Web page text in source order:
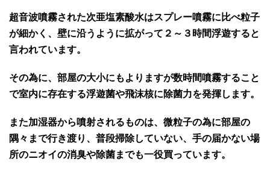
超音波噴霧された次亜塩素酸水はスプレー噴霧に比べ粒子
が細かく、壁に沿うように拡がって２～３時間浮遊すると
言われています。
その為に、部屋の大小にもよりますが数時間噴霧すること
で室内に存在する浮遊菌や飛沫核に除菌力を発揮します。
また加湿器から噴射されるものは、微粒子の為に部屋の
隅々まで行き渡り、普段掃除していない、手の届かない場
所のニオイの消臭や除菌までも一役買っています。